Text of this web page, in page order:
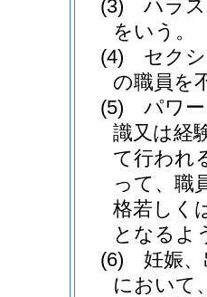
(3)
ハラ
をいう。
(4)
セク
の職員を
(5)
パワ
識又は経
て行われ
って、職
格若しく
となるよ
(6)
妊娠
において